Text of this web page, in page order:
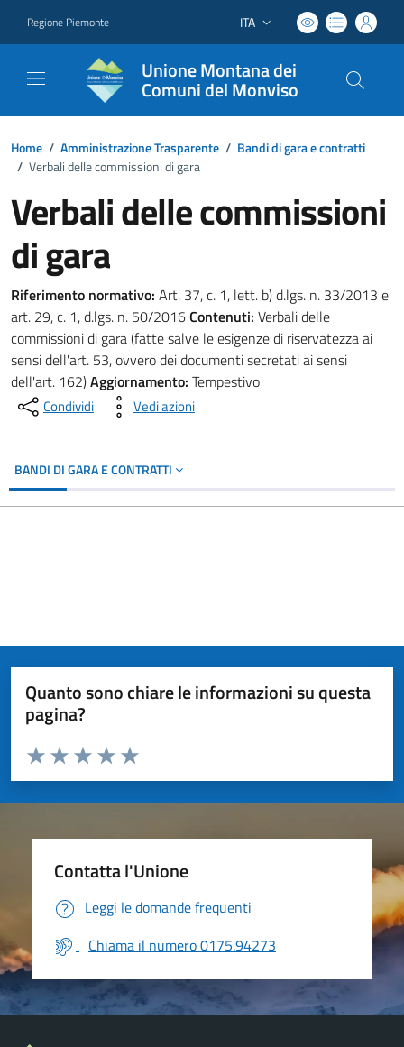
Regione Piemonte Lingua attiva:
ITA
Unione Montana dei
Comuni del Monviso
Home / Amministrazione Trasparente / Bandi di gara e contratti
/ Verbali delle commissioni di gara
Verbali delle commissioni
di gara
Riferimento normativo: Art. 37, c. 1, lett. b) d.lgs. n. 33/2013 e
art. 29, c. 1, d.lgs. n. 50/2016Contenuti: Verbali delle
commissioni di gara (fatte salve le esigenze di riservatezza ai
sensi dell'art. 53, ovvero dei documenti secretati ai sensi
dell'art. 162)Aggiornamento: Tempestivo
Condividi Vedi azioni
BANDI DI GARA E CONTRATTI
Quanto sono chiare le informazioni su questa
pagina?
Valuta da 1 a 5 stelle la pagina
Valuta 5 stelle su 5
Valuta 4 stelle su 5
Valuta 3 stelle su 5
Valuta 2 stelle su 5
Valuta 1 stelle su 5
Contatta l'Unione
Leggi le domande frequenti
Chiama il numero 0175.94273